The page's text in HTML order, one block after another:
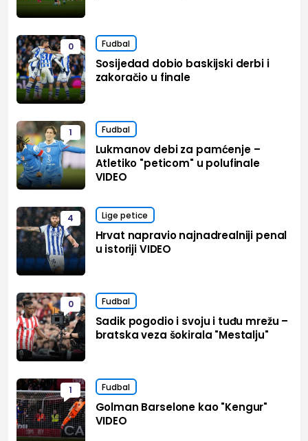
0 Fudbal
Sosijedad dobio baskijski derbi i
zakoračio u finale
1 Fudbal
Lukmanov debi za pamćenje –
Atletiko "peticom" u polufinale
VIDEO
4 Lige petice
Hrvat napravio najnadrealniji penal
u istoriji VIDEO
0 Fudbal
Sadik pogodio i svoju i tuđu mrežu –
bratska veza šokirala "Mestalju"
1 Fudbal
Golman Barselone kao "Kengur"
VIDEO